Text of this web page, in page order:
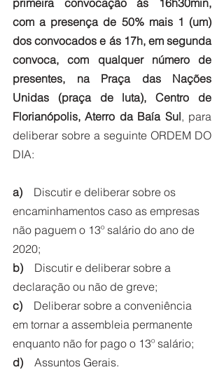
com a presença de 50% mais 1 (um)
dos convocados e ás 17h, em segunda
convoca, com qualquer número de
presentes, na Praça das Nações
Unidas (praça de luta), Centro de
Florianópolis, Aterro da Baía Sul, para
deliberar sobre a seguinte ORDEM DO
DIA:
a)
    Discutir e deliberar sobre os
encaminhamentos caso as empresas
não paguem o 13º salário do ano de
2020;
b)
   Discutir e deliberar sobre a
declaração ou não de greve;
c)
    Deliberar sobre a conveniência
em tornar a assembleia permanente
enquanto não for pago o 13º salário;
d)
   Assuntos Gerais.